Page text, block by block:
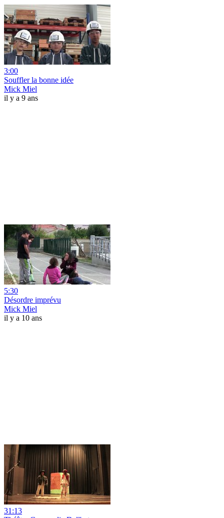
3:00
Souffler la bonne idée
Mick Miel
il y a 9 ans
5:30
Désordre imprévu
Mick Miel
il y a 10 ans
31:13